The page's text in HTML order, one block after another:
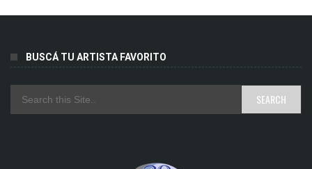
BUSCÁ TU ARTISTA FAVORITO